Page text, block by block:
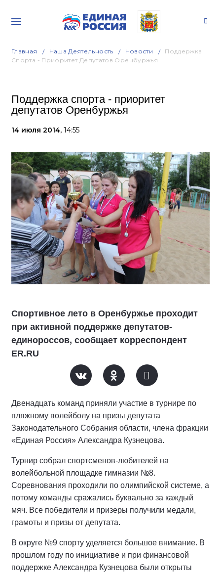
Главная Наша Деятельность Новости
Поддержка
Спорта - Приоритет Депутатов Оренбуржья
Поддержка спорта - приоритет
депутатов Оренбуржья
14 июля 2014, 14:55
Спортивное лето в Оренбуржье проходит
при активной поддержке депутатов-
единороссов, сообщает корреспондент
ER.RU
Двенадцать команд приняли участие в турнире по
пляжному волейболу на призы депутата
Законодательного Собрания области, члена фракции
«Единая Россия» Александра Кузнецова.
Турнир собрал спортсменов-любителей на
волейбольной площадке гимназии №8.
Соревнования проходили по олимпийской системе, а
потому команды сражались буквально за каждый
мяч. Все победители и призеры получили медали,
грамоты и призы от депутата.
В округе №9 спорту уделяется большое внимание. В
прошлом году по инициативе и при финансовой
поддержке Александра Кузнецова были открыты